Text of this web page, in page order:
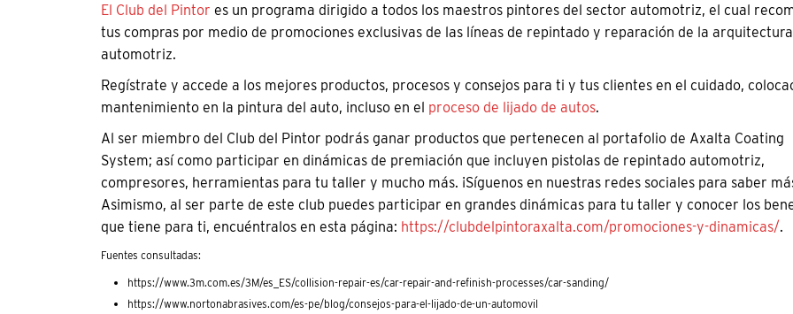
El Club del Pintor es un programa dirigido a todos los maestros pintores del sector automotriz, el cual
tus compras por medio de promociones exclusivas de las líneas de repintado y reparación de la arquitectura
automotriz.
Regístrate y accede a los mejores productos, procesos y consejos para ti y tus clientes en el cuidado,
mantenimiento en la pintura del auto, incluso en el proceso de lijado de autos.
Al ser miembro del Club del Pintor podrás ganar productos que pertenecen al portafolio de Axalta Coating
System; así como participar en dinámicas de premiación que incluyen pistolas de repintado automotriz,
compresores, herramientas para tu taller y mucho más. ¡Síguenos en nuestras redes sociales para saber
Asimismo, al ser parte de este club puedes participar en grandes dinámicas para tu taller y conocer los
que tiene para ti, encuéntralos en esta página: https://clubdelpintoraxalta.com/promociones-y-dinamicas/.
Fuentes consultadas:
https://www.3m.com.es/3M/es_ES/collision-repair-es/car-repair-and-refinish-processes/car-sanding/
https://www.nortonabrasives.com/es-pe/blog/consejos-para-el-lijado-de-un-automovil